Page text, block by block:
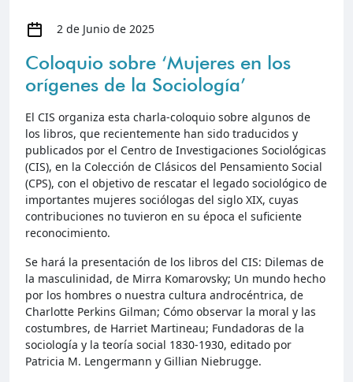
2 de Junio de 2025
Coloquio sobre ‘Mujeres en los
orígenes de la Sociología’
El CIS organiza esta charla-coloquio sobre algunos de
los libros, que recientemente han sido traducidos y
publicados por el Centro de Investigaciones Sociológicas
(CIS), en la Colección de Clásicos del Pensamiento Social
(CPS), con el objetivo de rescatar el legado sociológico de
importantes mujeres sociólogas del siglo XIX, cuyas
contribuciones no tuvieron en su época el suficiente
reconocimiento.
Se hará la presentación de los libros del CIS: Dilemas de
la masculinidad, de Mirra Komarovsky; Un mundo hecho
por los hombres o nuestra cultura androcéntrica, de
Charlotte Perkins Gilman; Cómo observar la moral y las
costumbres, de Harriet Martineau; Fundadoras de la
sociología y la teoría social 1830-1930, editado por
Patricia M. Lengermann y Gillian Niebrugge.